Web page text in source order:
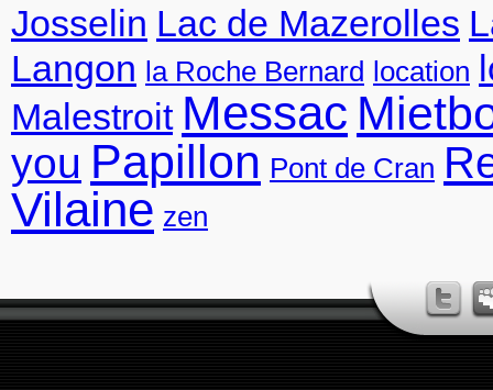
Josselin Lac de Mazerolles
Langon
la Roche Bernard location
Malestroit Messac
you Papillon Pont de Cran
Vilaine zen